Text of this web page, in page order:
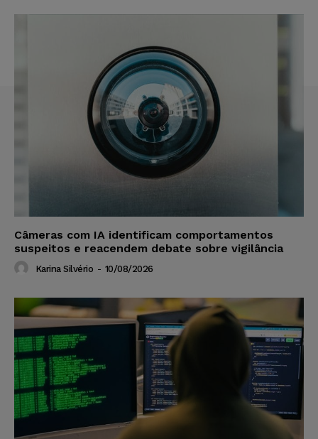
Câmeras com IA identificam comportamentos
suspeitos e reacendem debate sobre vigilância
Karina Silvério - 10/08/2026